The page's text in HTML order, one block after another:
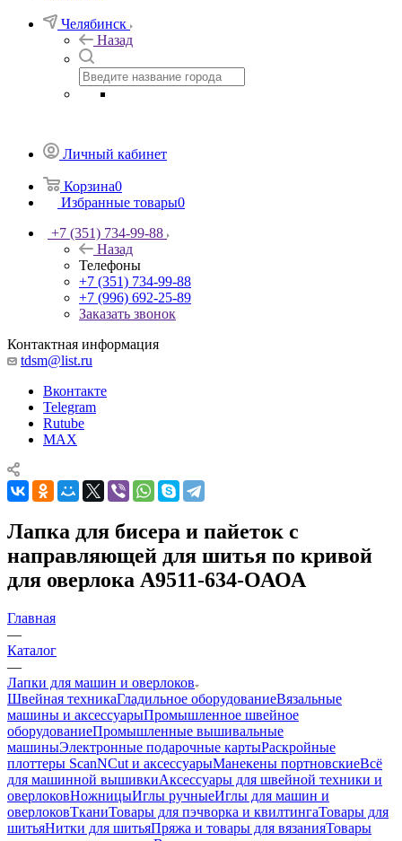
Челябинск
Назад
Личный кабинет
Корзина0
Избранные товары0
+7 (351) 734-99-88
Назад
Телефоны
+7 (351) 734-99-88
+7 (996) 692-25-89
Заказать звонок
Контактная информация
tdsm@list.ru
Вконтакте
Telegram
Rutube
MAX
Лапка для бисера и пайеток с
направляющей для шитья по кривой
для оверлока А9511-634-ОАОА
Главная
—
Каталог
—
Лапки для машин и оверлоков
Швейная техникаГладильное оборудованиеВязальные
машины и аксессуарыПромышленное швейное
оборудованиеПромышленные вышивальные
машиныЭлектронные подарочные картыРаскройные
плоттеры ScanNCut и аксессуарыМанекены портновскиеВсё
для машинной вышивкиАксессуары для швейной техники и
оверлоковНожницыИглы ручныеИглы для машин и
оверлоковТканиТовары для пэчворка и квилтингаТовары для
шитьяНитки для шитьяПряжа и товары для вязанияТовары